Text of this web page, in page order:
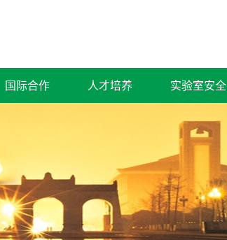
国际合作 人才培养 实验室安全